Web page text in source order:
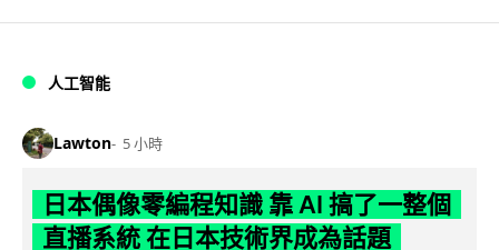
人工智能
Lawton 5 小時
日本偶像零編程知識 靠 AI 搞了一整個
直播系統 在日本技術界成為話題